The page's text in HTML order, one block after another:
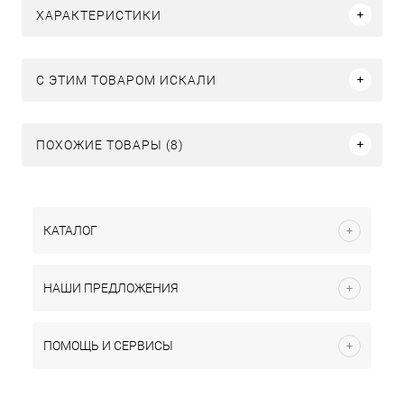
ХАРАКТЕРИСТИКИ
C ЭТИМ ТОВАРОМ ИСКАЛИ
ПОХОЖИЕ ТОВАРЫ (8)
КАТАЛОГ
НАШИ ПРЕДЛОЖЕНИЯ
ПОМОЩЬ И СЕРВИСЫ